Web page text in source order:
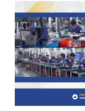
कारखाना
भ्रमण:
क्या
चीज़
NAOEVO
की